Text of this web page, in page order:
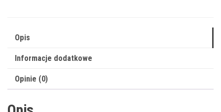
755
black
Opis
Informacje dodatkowe
Opinie (0)